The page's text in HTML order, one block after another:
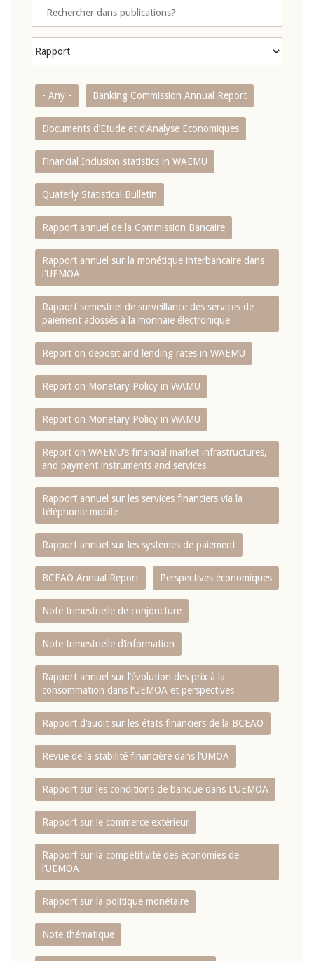
- Any - Banking Commission Annual Report
Documents d’Etude et d’Analyse Economiques
Financial Inclusion statistics in WAEMU
Quaterly Statistical Bulletin
Rapport annuel de la Commission Bancaire
Rapport annuel sur la monétique interbancaire dans
l'UEMOA
Rapport semestriel de surveillance des services de
paiement adossés à la monnaie électronique
Report on deposit and lending rates in WAEMU
Report on Monetary Policy in WAMU
Report on Monetary Policy in WAMU
Report on WAEMU’s financial market infrastructures,
and payment instruments and services
Rapport annuel sur les services financiers via la
téléphonie mobile
Rapport annuel sur les systèmes de paiement
BCEAO Annual Report Perspectives économiques
Note trimestrielle de conjoncture
Note trimestrielle d‘information
Rapport annuel sur l‘évolution des prix à la
consommation dans l‘UEMOA et perspectives
Rapport d‘audit sur les états financiers de la BCEAO
Revue de la stabilité financière dans l‘UMOA
Rapport sur les conditions de banque dans L‘UEMOA
Rapport sur le commerce extérieur
Rapport sur la compétitivité des économies de
l‘UEMOA
Rapport sur la politique monétaire
Note thématique